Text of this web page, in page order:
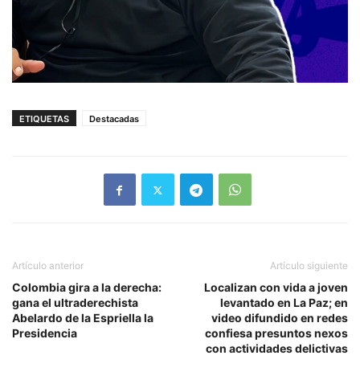
ETIQUETAS Destacadas
Artículo anterior
Colombia gira a la derecha:
gana el ultraderechista
Abelardo de la Espriella la
Presidencia
Artículo siguiente
Localizan con vida a joven
levantado en La Paz; en
video difundido en redes
confiesa presuntos nexos
con actividades delictivas